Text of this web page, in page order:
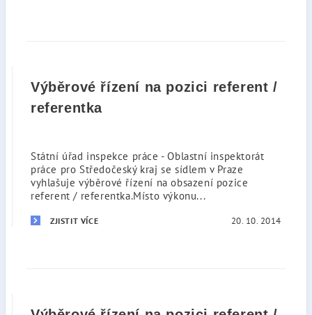
Výběrové řízení na pozici referent /
referentka
Státní úřad inspekce práce - Oblastní inspektorát
práce pro Středočeský kraj se sídlem v Praze
vyhlašuje výběrové řízení na obsazení pozice
referent / referentka.Místo výkonu...
ZJISTIT VÍCE 20. 10. 2014